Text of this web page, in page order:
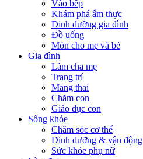
Vào bếp
Khám phá ẩm thực
Dinh dưỡng gia đình
Đồ uống
Món cho mẹ và bé
Gia đình
Làm cha mẹ
Trang trí
Mang thai
Chăm con
Giáo dục con
Sống khỏe
Chăm sóc cơ thể
Dinh dưỡng & vận động
Sức khỏe phụ nữ